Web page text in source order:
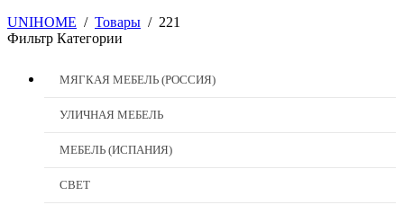
UNIHOME / Товары / 221
Фильтр Категории
МЯГКАЯ МЕБЕЛЬ (РОССИЯ)
УЛИЧНАЯ МЕБЕЛЬ
МЕБЕЛЬ (ИСПАНИЯ)
СВЕТ